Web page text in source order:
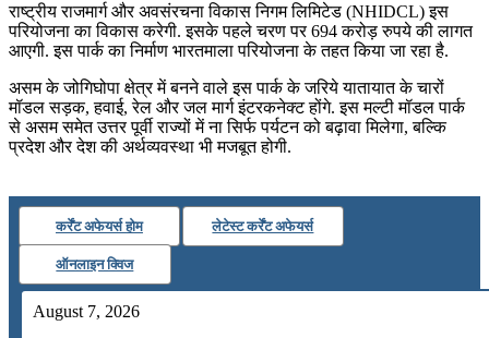
July 19, 2026
राष्ट्रीय राजमार्ग और अवसंरचना विकास निगम लिमिटेड (NHIDCL) इस
परियोजना का विकास करेगी. इसके पहले चरण पर 694 करोड़ रुपये की लागत
आएगी. इस पार्क का निर्माण भारतमाला परियोजना के तहत किया जा रहा है.
असम के जोगिघोपा क्षेत्र में बनने वाले इस पार्क के जरिये यातायात के चारों
मॉडल सड़क, हवाई, रेल और जल मार्ग इंटरकनेक्ट होंगे. इस मल्टी मॉडल पार्क
से असम समेत उत्तर पूर्वी राज्यों में ना सिर्फ पर्यटन को बढ़ावा मिलेगा, बल्कि
प्रदेश और देश की अर्थव्यवस्था भी मजबूत होगी.
कर्रेंट अफेयर्स होम लेटेस्ट कर्रेंट अफेयर्स
ऑनलाइन क्विज
August 7, 2026